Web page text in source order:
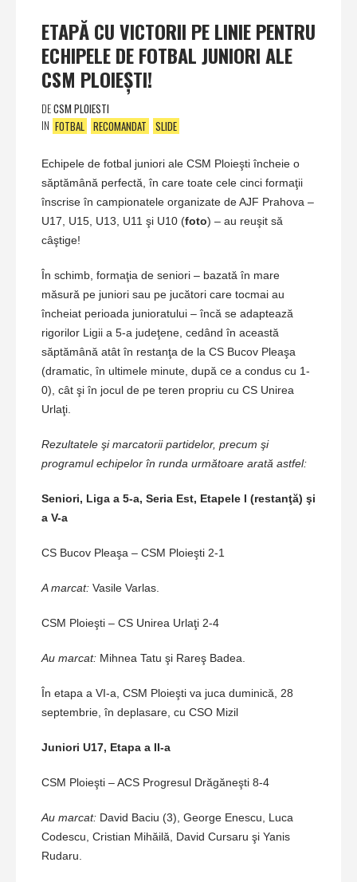
ETAPĂ CU VICTORII PE LINIE PENTRU
ECHIPELE DE FOTBAL JUNIORI ALE
CSM PLOIEŞTI!
DECSM PLOIESTI
IN FOTBAL RECOMANDAT SLIDE
Echipele de fotbal juniori ale CSM Ploieşti încheie o
săptămână perfectă, în care toate cele cinci formaţii
înscrise în campionatele organizate de AJF Prahova –
U17, U15, U13, U11 şi U10 (foto) – au reuşit să
câştige!
În schimb, formaţia de seniori – bazată în mare
măsură pe juniori sau pe jucători care tocmai au
încheiat perioada junioratului – încă se adaptează
rigorilor Ligii a 5-a judeţene, cedând în această
săptămână atât în restanţa de la CS Bucov Pleaşa
(dramatic, în ultimele minute, după ce a condus cu 1-
0), cât şi în jocul de pe teren propriu cu CS Unirea
Urlaţi.
Rezultatele şi marcatorii partidelor, precum şi
programul echipelor în runda următoare arată astfel:
Seniori, Liga a 5-a, Seria Est, Etapele I (restanţă) şi
a V-a
CS Bucov Pleaşa – CSM Ploieşti 2-1
A marcat: Vasile Varlas.
CSM Ploieşti – CS Unirea Urlaţi 2-4
Au marcat: Mihnea Tatu şi Rareş Badea.
În etapa a VI-a, CSM Ploieşti va juca duminică, 28
septembrie, în deplasare, cu CSO Mizil
Juniori U17, Etapa a II-a
CSM Ploieşti – ACS Progresul Drăgăneşti 8-4
Au marcat: David Baciu (3), George Enescu, Luca
Codescu, Cristian Mihăilă, David Cursaru şi Yanis
Rudaru.